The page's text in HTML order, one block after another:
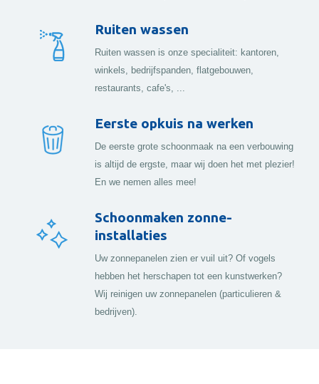
Ruiten wassen
Ruiten wassen is onze specialiteit: kantoren,
winkels, bedrijfspanden, flatgebouwen,
restaurants, cafe's, ...
Eerste opkuis na werken
De eerste grote schoonmaak na een verbouwing
is altijd de ergste, maar wij doen het met plezier!
En we nemen alles mee!
Schoonmaken zonne-
installaties
Uw zonnepanelen zien er vuil uit? Of vogels
hebben het herschapen tot een kunstwerken?
Wij reinigen uw zonnepanelen (particulieren &
bedrijven).